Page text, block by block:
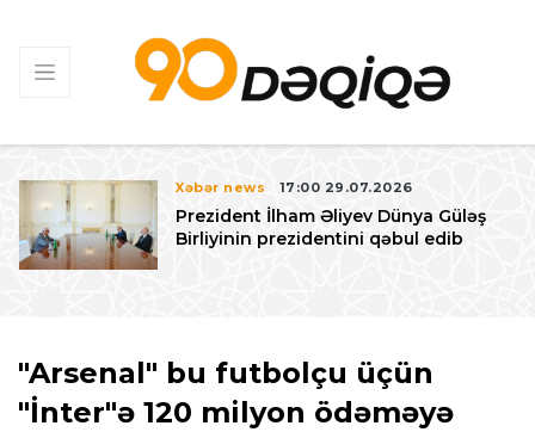
Xəbər news 17:00 29.07.2026
Prezident İlham Əliyev Dünya Güləş
Birliyinin prezidentini qəbul edib
"Arsenal" bu futbolçu üçün
"İnter"ə 120 milyon ödəməyə